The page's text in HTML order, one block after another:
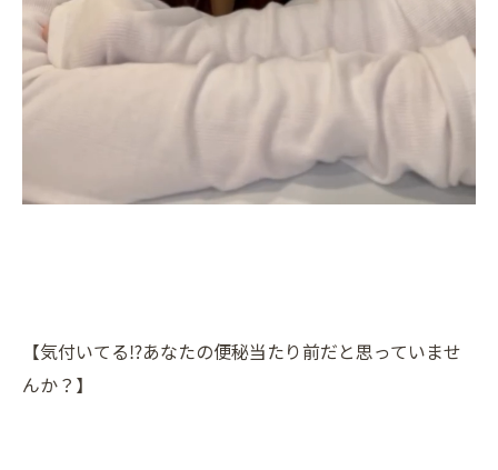
【気付いてる⁉︎あなたの便秘当たり前だと思っていませ
んか？】